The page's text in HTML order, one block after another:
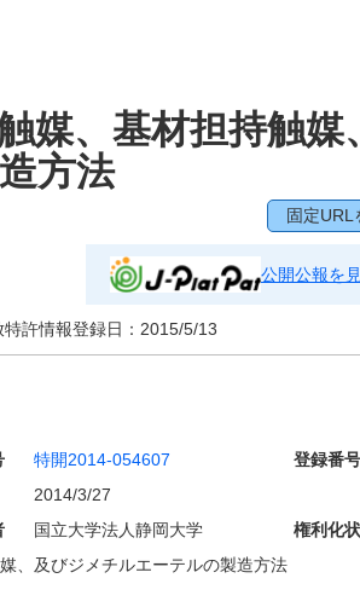
媒、基材担持触媒
方法
固定URL
公開公報を
特許情報登録日： 2015/5/13
特開2014-054607 登録番号
2014/3/27
国立大学法人静岡大学 権利化
、及びジメチルエーテルの製造方法